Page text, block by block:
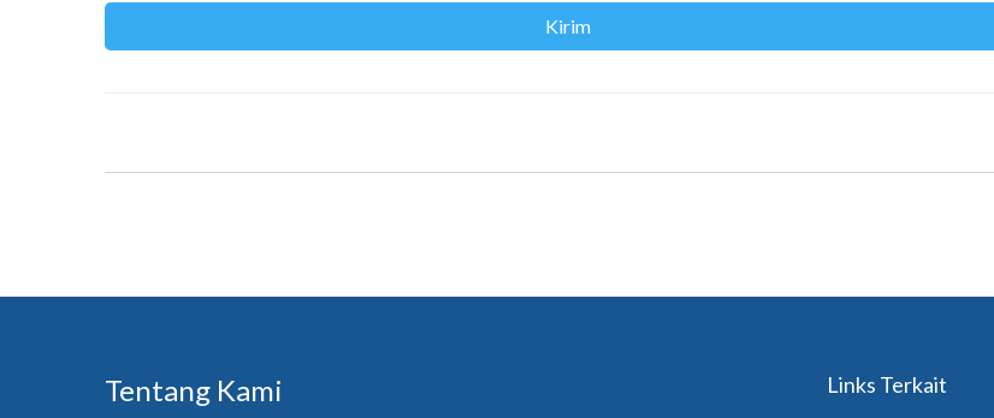
Tentang Kami Links Terkait